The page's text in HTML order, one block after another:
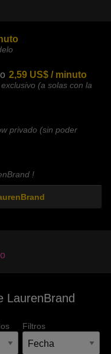
2,59 US$ / minuto
(a solas con la
privado (sin poder
!
LaurenBrand
Filtros